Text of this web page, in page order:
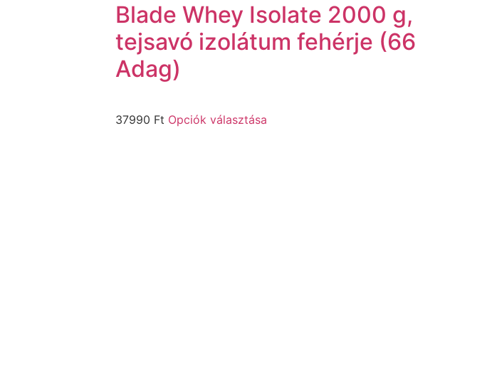
Blade Whey Isolate 2000 g,
tejsavó izolátum fehérje (66
Adag)
37990 Ft Opciók választása